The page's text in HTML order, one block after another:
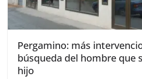
Pergamino: más
búsqueda del hombre que
hijo